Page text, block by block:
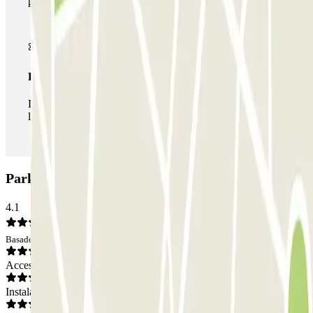
Pase ilimitado
Durante tu estancia podrás entrar y salir del parking todas
las veces que quieras.
Parking Q-Park Ravet: Opiniones
4.1
Basado en 8 opiniones
Acceso
Instalaciones